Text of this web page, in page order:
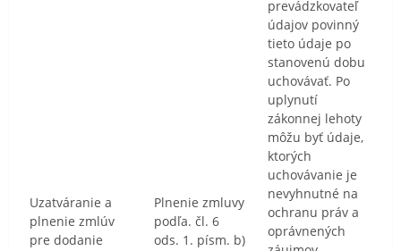
Uzatváranie a
plnenie zmlúv
pre dodanie
Plnenie zmluvy
podľa. čl. 6
ods. 1. písm. b)
prevádzkovateľ
údajov povinný
tieto údaje po
stanovenú dobu
uchovávať. Po
uplynutí
zákonnej lehoty
môžu byť údaje,
ktorých
uchovávanie je
nevyhnutné na
ochranu práv a
oprávnených